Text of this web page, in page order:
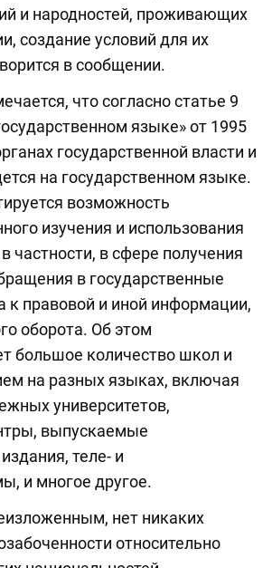
и народностей, проживающих
создание условий для их
в сообщении.
что согласно статье 9
языке» от 1995
государственной власти и
на государственном языке.
возможность
изучения и использования
частности, в сфере получения
в государственные
к правовой и иной информации,
оборота. Об этом
большое количество школ и
на разных языках, включая
университетов,
выпускаемые
теле- и
и многое другое.
нет никаких
относительно